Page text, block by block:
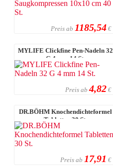
Preis ab 1185,54 €
MYLIFE Clickfine Pen-Nadeln 32
G 4 mm 14 St.
Preis ab 4,82 €
DR.BÖHM Knochendichteformel
Tabletten 30 St.
Preis ab 17,91 €